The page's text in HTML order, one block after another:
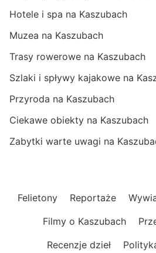
Hotele i spa na Kaszubach
Muzea na Kaszubach
Trasy rowerowe na Kaszubach
Szlaki i spływy kajakowe na
Przyroda na Kaszubach
Ciekawe obiekty na Kaszubach
Zabytki warte uwagi na
Felietony Reportaże
Filmy o Kaszubach
Recenzje dzieł